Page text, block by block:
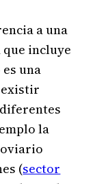
a una
incluye
una
la
(sector